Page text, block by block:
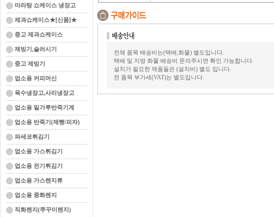
마라탕 쇼케이스 냉장고
제과쇼케이스★[신품]★
중고 제과쇼케이스
제빙기,슬러시기
중고 제빙기
업소용 커피머신
육수냉장고,사리냉장고
업소용 밀가루반죽기계
업소용 반죽기(제빵/피자)
파세코튀김기
업소용 가스튀김기
업소용 전기튀김기
업소용 가스렌지류
업소용 중화렌지
직화렌지(쭈꾸미렌지)
전체 품목 배송비는(택배,화물) 별도입니다.
택배 및 지방 화물 배송비 문의주시면 확인 가능합니다.
설치가 필요한 제품들은 (설치비) 별도 입니다.
전 품목 부가세(VAT)는 별도입니다.